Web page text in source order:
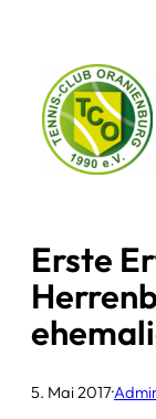
springen
Erste
5. Mai 2017·